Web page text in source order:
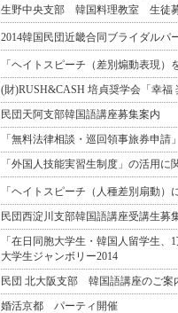
生野中央支部 韓国料理教室 生徒
2014韓国民団近畿合同ブライダルパ
「ヘイトスピーチ（差別煽動表現
(財)RUSH&CASH 培貞奨学会「幸
民団天阿支部韓国語講座募集案内
「無料法律相談・巡回領事旅券申請
「外国人技能実習生制度」の活用に
「ヘイトスピーチ（人種差別扇動
民団西淀川支部韓国語講座受講生募
「在日同胞大学生・韓国人留学生
大学生ジャンボリー2014
民団 北大阪支部 韓国語講座のご案
婚活京都 パーティ開催